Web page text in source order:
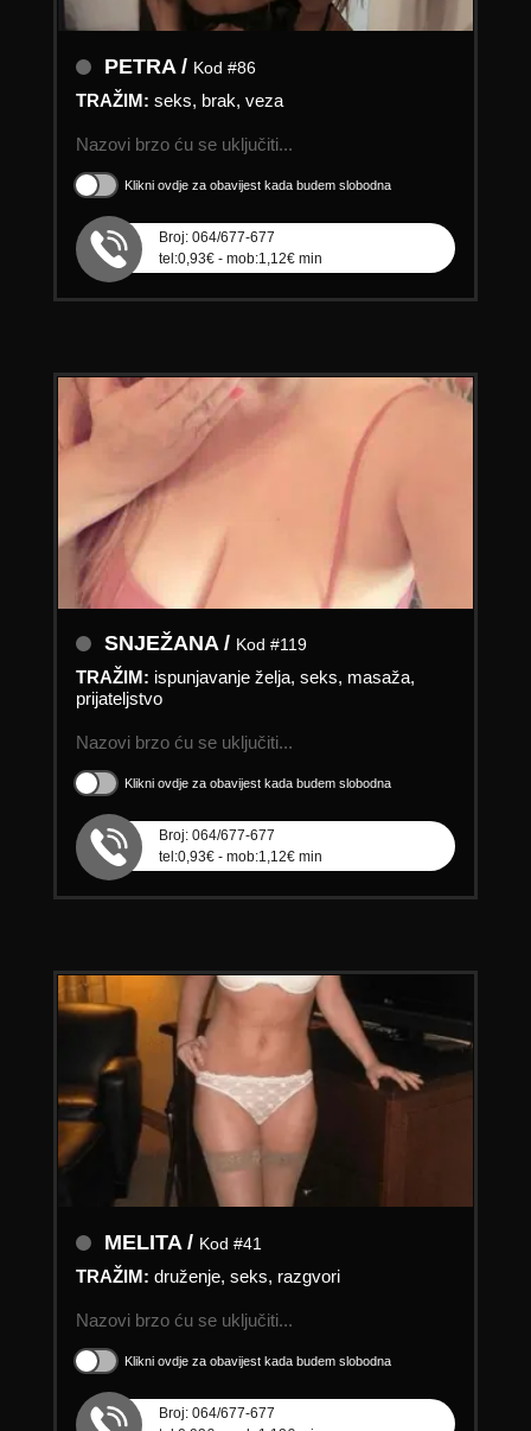
PETRA / Kod #86
TRAŽIM: seks, brak, veza
Nazovi brzo ću se uključiti...
Klikni ovdje za obavijest kada budem slobodna
Broj: 064/677-677
tel:0,93€ - mob:1,12€ min
SNJEŽANA / Kod #119
TRAŽIM: ispunjavanje želja, seks, masaža,
prijateljstvo
Nazovi brzo ću se uključiti...
Klikni ovdje za obavijest kada budem slobodna
Broj: 064/677-677
tel:0,93€ - mob:1,12€ min
MELITA / Kod #41
TRAŽIM: druženje, seks, razgvori
Nazovi brzo ću se uključiti...
Klikni ovdje za obavijest kada budem slobodna
Broj: 064/677-677